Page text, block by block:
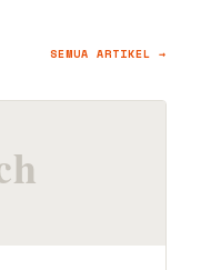
SEMUA ARTIKEL →